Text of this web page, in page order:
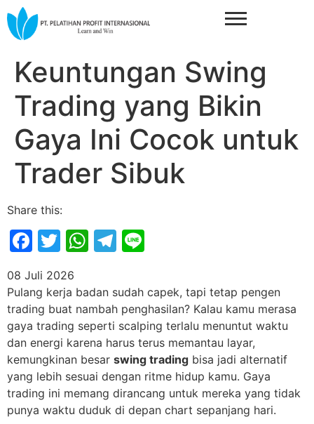
Keuntungan Swing
Trading yang Bikin
Gaya Ini Cocok untuk
Trader Sibuk
Share this:
Facebook
Twitter
WhatsApp
Telegram
08 Juli 2026
Pulang kerja badan sudah capek, tapi tetap pengen
trading buat nambah penghasilan? Kalau kamu merasa
gaya trading seperti scalping terlalu menuntut waktu
dan energi karena harus terus memantau layar,
kemungkinan besar swing trading bisa jadi alternatif
yang lebih sesuai dengan ritme hidup kamu. Gaya
trading ini memang dirancang untuk mereka yang tidak
punya waktu duduk di depan chart sepanjang hari.